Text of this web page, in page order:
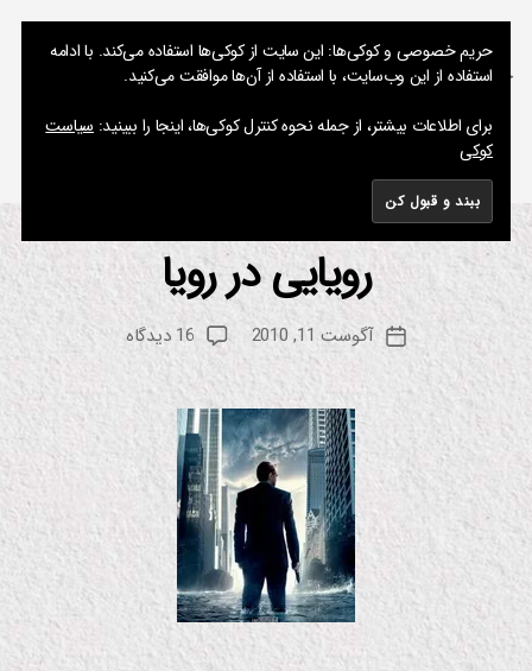
جستجو
نوشته های پراکنده یک مسعود
دسته‌هاس
م
ی
م
و
ق
ی
رویایی در رویا
نویسنده
نوشته
از
م
ع
و
د
تاریخآگوست 11, 2010 16 دیدگاه
برای
حریم خصوصی و کوکی‌ها: این سایت از کوکی‌ها استفاده می‌کند. با ادامه
استفاده از این وب‌سایت، با استفاده از آن‌ها موافقت می‌کنید.
برای اطلاعات بیشتر، از جمله نحوه کنترل کوکی‌ها، اینجا را ببینید: سیاست
کوکی